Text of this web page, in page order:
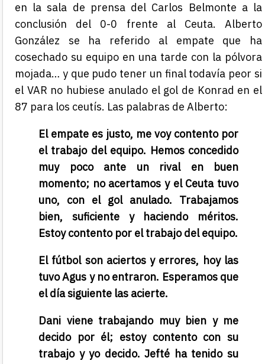
en la sala de prensa del Carlos Belmonte a la
conclusión del 0-0 frente al Ceuta. Alberto
González se ha referido al empate que ha
cosechado su equipo en una tarde con la pólvora
mojada… y que pudo tener un final todavía peor si
el VAR no hubiese anulado el gol de Konrad en el
87 para los ceutís. Las palabras de Alberto:
El empate es justo, me voy contento por
el trabajo del equipo. Hemos concedido
muy poco ante un rival en buen
momento; no acertamos y el Ceuta tuvo
uno, con el gol anulado. Trabajamos
bien, suficiente y haciendo méritos.
Estoy contento por el trabajo del equipo.
El fútbol son aciertos y errores, hoy las
tuvo Agus y no entraron. Esperamos que
el día siguiente las acierte.
Dani viene trabajando muy bien y me
decido por él; estoy contento con su
trabajo y yo decido. Jefté ha tenido su